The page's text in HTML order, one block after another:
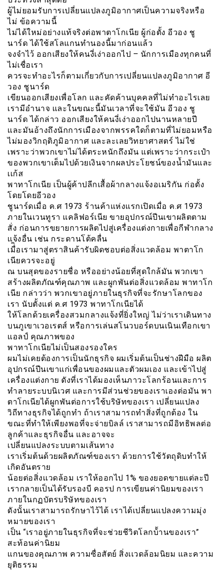
ผู้ไม่ยอมรับการเปลี่ยนแปลงภูมิอากาศเป็นความจริงหรือ
ไม่ ข้อความนี้
ไม่ได้ใหม่อย่างแท้จริงต่อพาตาโกเนีย ผู้ก่อตั้ง อีวอง ชู
นาร์ด ได้ใช้สโลแกนทำนองนี้มาก่อนแล้ว
จงจำไว้ ออกเสียงให้คนงี่เง่าออกไป – นักการเมืองทุกคนที่
ไม่เชื่อเรา
ควรจะทำอะไรก็ตามเกี่ยวกับการเปลี่ยนแปลงภูมิอากาศ อี
วอง ชูนาร์ด
เขียนออกเสียงเพื่อโลก และคัดค้านบุคคลที่ไม่ทำอะไรเลย
เรามีอำนาจ และในขณะนี้มันเวลาที่จะใช้มัน อีวอง ชู
นาร์ด ได้กล่าว ออกเสียงให้คนงี่เง่าออกไปนานหลายปี
และมันอ้างถึงนักการเมืองจากพรรคใดก็ตามที่ไม่ยอมหรือ
ไม่มองวิกฤติภูมิอากาศ และละเลยวิทยาศาสตร์ ไม่ใช่
เพราะว่าพวกเขาไม่ได้ตระหนักถึงมัน แต่เพราะว่ากระเป๋า
ของพวกเขาเต็มไปด้วยเงินจากผลประโยชน์ของน้ำมันและ
เเก้ส
พาทาโกเนีย เป็นผู้ค้าปลีกเสื้อผ้ากลางแจ้งอเมริกัน ก่อตั้ง
โดยโดยอีวอง
ชูนาร์ดเมื่อ ค.ศ 1973 ร้านค้าแห่งแรกเปิดเมื่อ ค.ศ 1973
ภายในเวนทูรา แคลิฟอร์เนีย ขายอุปกรณ์ปีนเขาผลิตตาม
สั่ง ก่อนการขยายการผลิตไปสู่เครื่องแต่งกายเพื่อกีฬากลาง
แจ้งอื่น เช่น กระดานโต้คลื่น
เมื่ิอเรามาสู่ตราสินค้ารับผิดชอบต่อสิ่งเเวดล้อม พาตาโก
เนียควรจะอยู่
ณ บนสุดของรายชื่อ หรืออย่างน้อยที่สุดใกล้มัน พวกเขา
สร้างผลิตภัณฑ์คุณภาพ และผูกพันต่อสิ่งแวดล้อม พาทาโก
เนีย กล่าวว่า พวกเขาอยู่ภายในธุรกิจที่จะรักษาโลกของ
เรา นับตั้งแต่ ค.ศ 1973 พาทาโกเนียได้
ให้โลกด้วยเครื่องสวมกลางแจ้งที่ยิ่งใหญ่ ไม่ว่าเราเดินทาง
บนภูเขาเวอเรตส์ หรือการเล่นสโนวบอร์ดบนเนินเทือกเขา
แอลป์ คุณภาพของ
พาทาโกเนียไม่เป็นสองรองใคร
ผมไม่เคยต้องการเป็นนักธุรกิจ ผมเริ่มต้นเป็นช่างฝีมือ ผลิต
อุปกรณ์ปีนเขาแก่เพื่อนของผมและตัวผมเอง และเข้าไปสู่
เครื่องแต่งกาย ดังที่เราได้มองเห็นภาวะโลกร้อนและการ
ทำลายระบบนิเวศ และการมีส่วนช่วยของเราเองต่อมัน พา
ตาโกเนียได้ผูกพันต่อการใช้บริษัทของเรา เปลี่ยนแปลง
วิถีทางธุรกิจได้ถูกทำ ถ้าเราสามารถทำสิ่งที่ถูกต้อง ใน
ขณะที่ทำให้เพียงพอที่จะจ่ายบิลล์ เราสามารถมีอิทธิพลต่อ
ลูกค้าและธุรกิจอื่น และอาจจะ
เปลี่ยนแปลงระบบตามเส้นทาง
เราเริ่มต้นด้วยผลิตภัณฑ์ของเรา ด้วยการใช้วัตถุดิบทำให้
เกิดอันตราย
น้อยต่อสิ่งเเวดล้อม เราให้ออกไป 1% ของยอดขายแต่ละปี
เรากลายเป็นได้รับรองบี คอรป การเขียนค่านิยมของเรา
ภายในกฏบัตรบริษัทของเรา
ดังนั้นเราสามารถรักษาไว้ได้ เราได้เปลี่ยนแปลงความมุ่ง
หมายของเรา
เป็น “เราอยู่ภายในธุรกิจที่จะช่วยชีวิตโลกบ้้านของเรา”
สะท้อนค่านิยม
แกนของคุณภาพ ความซื่อสัตย์ สิ่งเเวดล้อมนิยม และความ
ยุติธรรม